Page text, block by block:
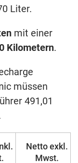
Liter.
mit einer
Kilometern.
müssen
491,01
Netto exkl.
Mwst.